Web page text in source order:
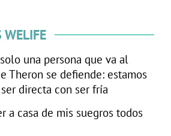
WELIFE
una persona que va al
Theron se defiende: estamos
directa con ser fría
a casa de mis suegros todos